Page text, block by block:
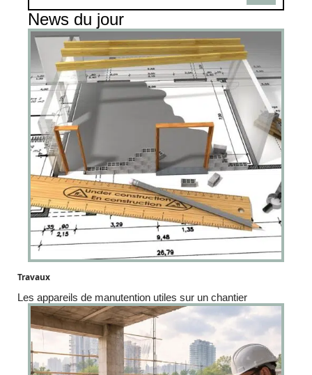
News du jour
Travaux
Les appareils de manutention utiles sur un chantier